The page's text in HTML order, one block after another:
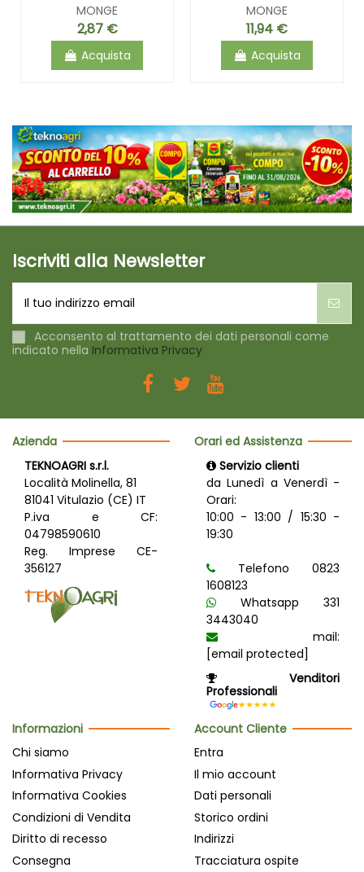
MONGE
2,87 €
Acquista
MONGE
11,94 €
Acquista
Iscriviti alla Newsletter
Acconsento al trattamento dei dati personali come
indicato nella Informativa Privacy
Azienda
TEKNOAGRI s.r.l.
Località Molinella, 81
81041 Vitulazio (CE) IT
P.iva e CF:
04798590610
Reg. Imprese CE-
356127
Orari ed Assistenza
Servizio clienti
da Lunedì a Venerdì -
Orari:
10:00 - 13:00 / 15:30 -
19:30
Telefono 0823
1608123
Whatsapp 331
3443040
mail:
[email protected]
Venditori
Professionali
Informazioni
Chi siamo
Informativa Privacy
Informativa Cookies
Condizioni di Vendita
Diritto di recesso
Consegna
Account Cliente
Entra
Il mio account
Dati personali
Storico ordini
Indirizzi
Tracciatura ospite